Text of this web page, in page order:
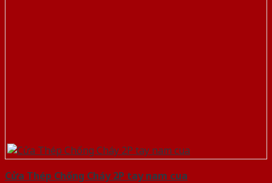
Cửa Thép Chống Cháy 2P tay nam cua